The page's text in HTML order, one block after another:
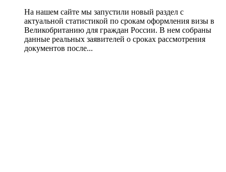
На нашем сайте мы запустили новый раздел с
актуальной статистикой по срокам оформления визы в
Великобританию для граждан России. В нем собраны
данные реальных заявителей о сроках рассмотрения
документов после...